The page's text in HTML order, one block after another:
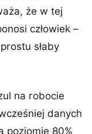
że w tej
człowiek –
słaby
na robocie
danych
poziomie 80%